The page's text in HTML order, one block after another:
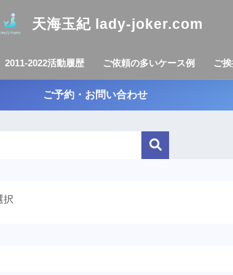
天海玉紀 lady-joker.com
2011-2022活動履歴 ご依頼の多いケース例 ご
ご予約・お問い合わせ